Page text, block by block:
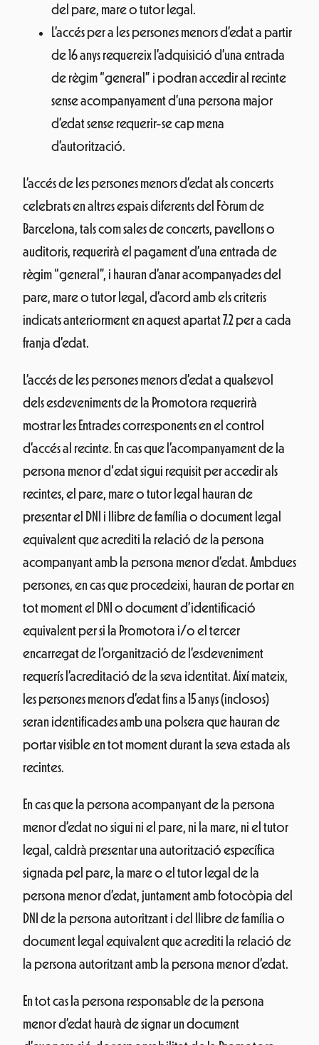
del pare, mare o tutor legal.
L’accés per a les persones menors d’edat a partir
de 16 anys requereix l’adquisició d’una entrada
de règim “general” i podran accedir al recinte
sense acompanyament d’una persona major
d’edat sense requerir-se cap mena
d’autorització.
L’accés de les persones menors d’edat als concerts
celebrats en altres espais diferents del Fòrum de
Barcelona, tals com sales de concerts, pavellons o
auditoris, requerirà el pagament d’una entrada de
règim “general”, i hauran d’anar acompanyades del
pare, mare o tutor legal, d’acord amb els criteris
indicats anteriorment en aquest apartat 7.2 per a cada
franja d’edat.
L’accés de les persones menors d’edat a qualsevol
dels esdeveniments de la Promotora requerirà
mostrar les Entrades corresponents en el control
d’accés al recinte. En cas que l’acompanyament de la
persona menor d‘edat sigui requisit per accedir als
recintes, el pare, mare o tutor legal hauran de
presentar el DNI i llibre de família o document legal
equivalent que acrediti la relació de la persona
acompanyant amb la persona menor d’edat. Ambdues
persones, en cas que procedeixi, hauran de portar en
tot moment el DNI o document d’identificació
equivalent per si la Promotora i/o el tercer
encarregat de l’organització de l’esdeveniment
requerís l’acreditació de la seva identitat. Així mateix,
les persones menors d’edat fins a 15 anys (inclosos)
seran identificades amb una polsera que hauran de
portar visible en tot moment durant la seva estada als
recintes.
En cas que la persona acompanyant de la persona
menor d’edat no sigui ni el pare, ni la mare, ni el tutor
legal, caldrà presentar una autorització específica
signada pel pare, la mare o el tutor legal de la
persona menor d’edat, juntament amb fotocòpia del
DNI de la persona autoritzant i del llibre de família o
document legal equivalent que acrediti la relació de
la persona autoritzant amb la persona menor d’edat.
En tot cas la persona responsable de la persona
menor d’edat haurà de signar un document